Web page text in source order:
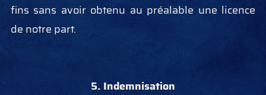
fins sans avoir obtenu au préalable une licence
de notre part.
5. Indemnisation